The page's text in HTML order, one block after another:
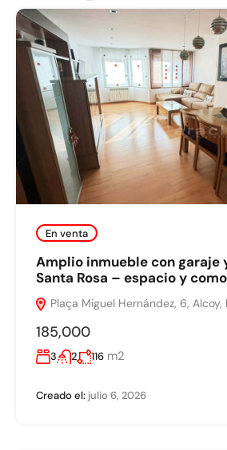
En venta
Amplio inmueble con garaje
Santa Rosa – espacio y
Plaça Miguel Hernández, 6, Alcoy,
185,000
3 2 116 m2
Creado el: julio 6, 2026